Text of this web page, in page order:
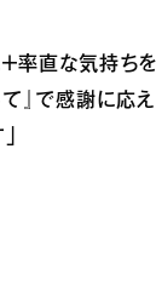
率直な気持ち
』で感謝に応え